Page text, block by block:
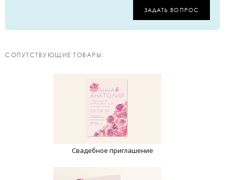
ЗАДАТЬ ВОПРОС
CОПУТСТВУЮЩИЕ ТОВАРЫ:
Свадебное приглашение